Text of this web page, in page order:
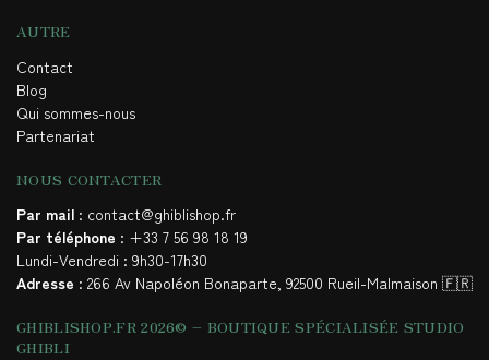
AUTRE
Contact
Blog
Qui sommes-nous
Partenariat
NOUS CONTACTER
Par mail : contact@ghiblishop.fr
Par téléphone : +33 7 56 98 18 19
Lundi-Vendredi : 9h30-17h30
Adresse : 266 Av Napoléon Bonaparte, 92500 Rueil-Malmaison 🇫🇷
GHIBLISHOP.FR 2026© – BOUTIQUE SPÉCIALISÉE STUDIO
GHIBLI